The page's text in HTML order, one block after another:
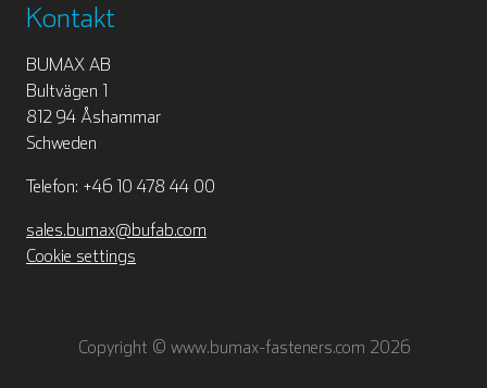
Kontakt
BUMAX AB
Bultvägen 1
812 94 Åshammar
Schweden
Telefon: +46 10 478 44 00
sales.bumax@bufab.com
Cookie settings
Copyright © www.bumax-fasteners.com 2026